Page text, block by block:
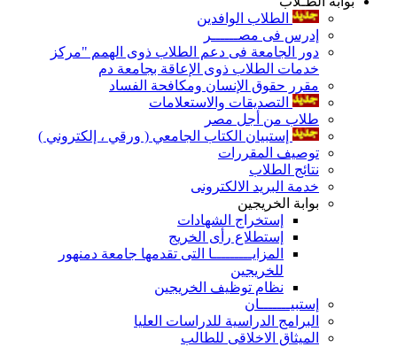
الطلاب الوافدين
إدرس فى مصــــــر
دور الجامعة فى دعم الطلاب ذوى الهمم "مركز
خدمات الطلاب ذوى الإعاقة بجامعة دم
مقرر حقوق الإنسان ومكافحة الفساد
التصديقات والاستعلامات
طلاب من أجل مصر
إستبيان الكتاب الجامعي ( ورقي ، إلكتروني )
توصيف المقررات
نتائج الطلاب
خدمة البريد الالكترونى
بوابة الخريجين
إستخراج الشهادات
إستطلاع رأى الخريج
المزايـــــــــا التى تقدمها جامعة دمنهور
للخريجين
نظام توظيف الخريجين
إستبيـــــــان
البرامج الدراسية للدراسات العليا
الميثاق الاخلاقى للطالب